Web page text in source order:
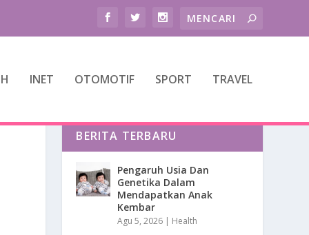
INET OTOMOTIF SPORT TRAVEL
BERITA TERBARU
Pengaruh Usia Dan
Genetika Dalam
Mendapatkan Anak
Kembar
Agu 5, 2026 | Health